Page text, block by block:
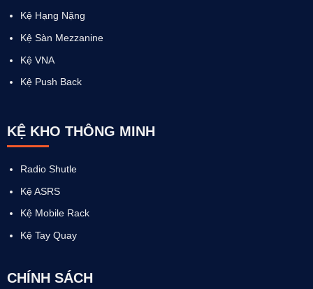
Kệ Hạng Nặng
Kệ Sàn Mezzanine
Kệ VNA
Kệ Push Back
KỆ KHO THÔNG MINH
Radio Shutle
Kệ ASRS
Kệ Mobile Rack
Kệ Tay Quay
CHÍNH SÁCH